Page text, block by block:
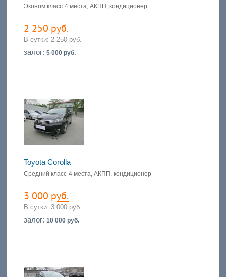
Эконом класс 4 места, АКПП, кондиционер
2 250 руб.
В сутки:2 250 руб.
залог:5 000 руб.
Toyota Corolla
Средний класс 4 места, АКПП, кондиционер
3 000 руб.
В сутки: 3 000 руб.
залог:10 000 руб.